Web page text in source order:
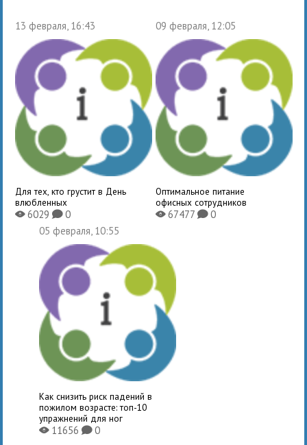
13 февраля, 16:43
Для тех, кто грустит в День
влюбленных
X6029K0
09 февраля, 12:05
Оптимальное питание
офисных сотрудников
X67477 K0
05 февраля, 10:55
Как снизить риск падений в
пожилом возрасте: топ-10
упражнений для ног
X11656K0